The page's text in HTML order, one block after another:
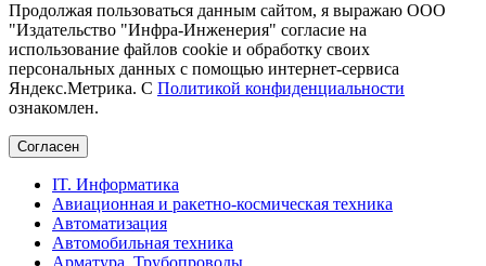
Продолжая пользоваться данным сайтом, я выражаю ООО
"Издательство "Инфра-Инженерия" согласие на
использование файлов cookie и обработку своих
персональных данных с помощью интернет-сервиса
Яндекс.Метрика. С Политикой конфиденциальности
ознакомлен.
Согласен
IT. Информатика
Авиационная и ракетно-космическая техника
Автоматизация
Автомобильная техника
Арматура. Трубопроводы